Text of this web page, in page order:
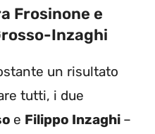
Frosinone e
Inzaghi
un risultato
tutti, i due
e Filippo Inzaghi –